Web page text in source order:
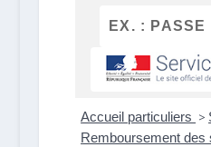
Accueil particuliers >
Remboursement des